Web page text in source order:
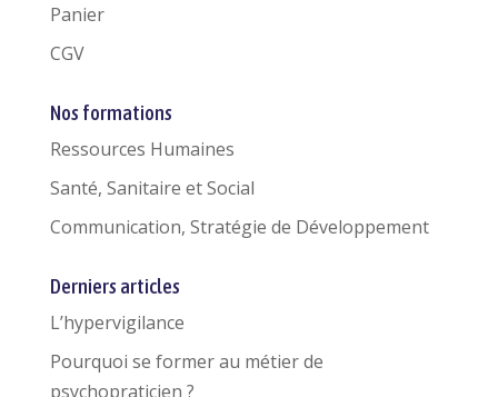
Panier
CGV
Nos formations
Ressources Humaines
Santé, Sanitaire et Social
Communication, Stratégie de Développement
Derniers articles
L’hypervigilance
Pourquoi se former au métier de
psychopraticien ?